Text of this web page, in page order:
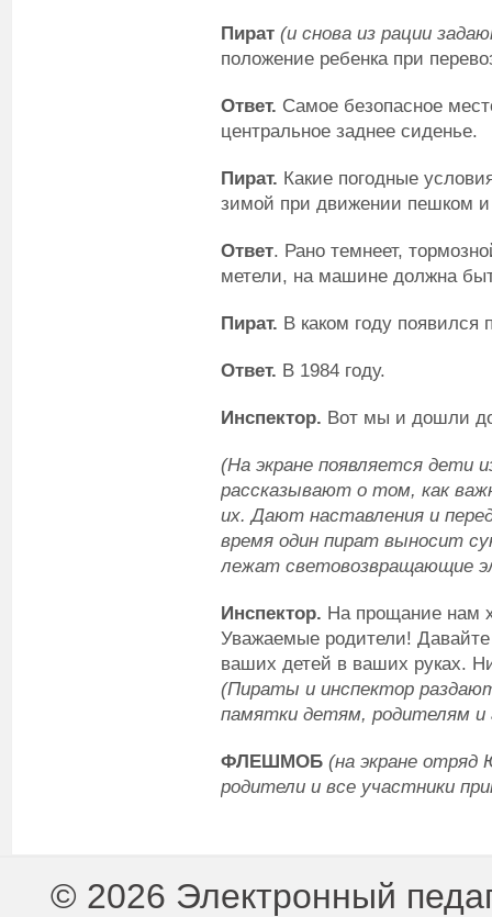
Пират (и снова из рации
положение ребенка при
Ответ. Самое безопасное
центральное заднее сиденье.
Пират. Какие погодные
зимой при движении пешком
Ответ. Рано темнеет,
метели, на машине должна
Пират. В каком году появился
Ответ. В 1984 году.
Инспектор. Вот мы и дошли
(На экране появляется
рассказывают о том, как
их. Дают наставления и
время один пират выносит
лежат световозвращающие
Инспектор. На прощание нам
Уважаемые родители!
ваших детей в ваших руках.
(Пираты и инспектор
памятки детям, родителям и
ФЛЕШМОБ (на экране
родители и все участники
© 2026 Электронный